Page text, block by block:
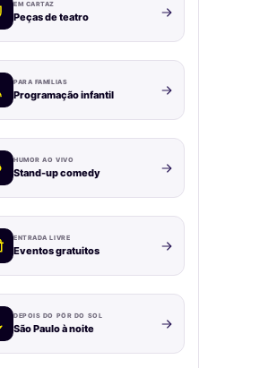
EM CARTAZ
Peças de teatro
PARA FAMÍLIAS
Programação infantil
HUMOR AO VIVO
Stand-up comedy
ENTRADA LIVRE
Eventos gratuitos
DEPOIS DO PÔR DO SOL
São Paulo à noite